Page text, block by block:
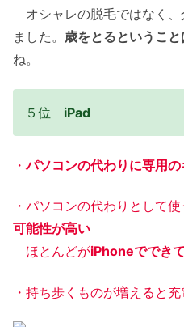
オシャレの脱毛ではなく、
ました。 歳をとるというこ
ね。
５位 iPad
・パソコンの代わりに専用
・パソコンの代わりとして
可能性が高い
ほとんどがiPhoneででき
・持ち歩くものが増えると